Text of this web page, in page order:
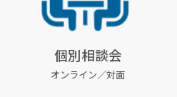
個別相談会
オンライン／対面